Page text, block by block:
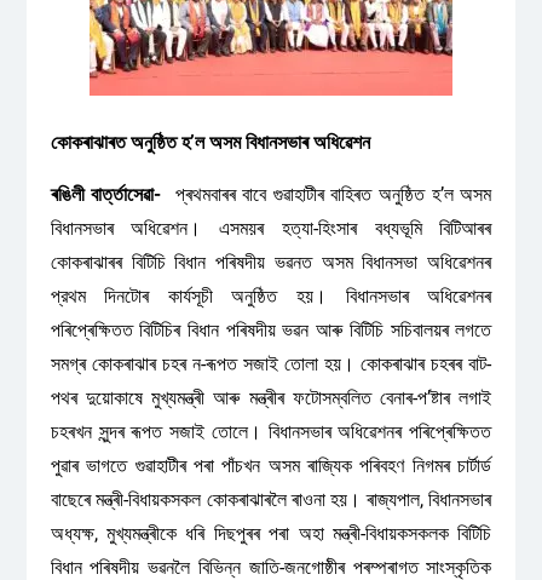
কোকৰাঝাৰত অনুষ্ঠিত হ’ল অসম বিধানসভাৰ অধিৱেশন
ৰঙিলী বাৰ্ত্তাসেৱা- প্ৰথমবাৰৰ বাবে গুৱাহাটীৰ বাহিৰত অনুষ্ঠিত হ’ল অসম
বিধানসভাৰ অধিৱেশন। এসময়ৰ হত্যা-হিংসাৰ বধ্যভূমি বিটিআৰৰ
কোকৰাঝাৰৰ বিটিচি বিধান পৰিষদীয় ভৱনত অসম বিধানসভা অধিৱেশনৰ
প্রথম দিনটোৰ কাৰ্যসূচী অনুষ্ঠিত হয়। বিধানসভাৰ অধিৱেশনৰ
পৰিপ্ৰেক্ষিতত বিটিচিৰ বিধান পৰিষদীয় ভৱন আৰু বিটিচি সচিবালয়ৰ লগতে
সমগ্ৰ কোকৰাঝাৰ চহৰ ন-ৰূপত সজাই তোলা হয়। কোকৰাঝাৰ চহৰৰ বাট-
পথৰ দুয়োকাষে মুখ্যমন্ত্ৰী আৰু মন্ত্ৰীৰ ফটোসম্বলিত বেনাৰ-প’ষ্টাৰ লগাই
চহৰখন সুন্দৰ ৰূপত সজাই তোলে। বিধানসভাৰ অধিৱেশনৰ পৰিপ্ৰেক্ষিতত
পুৱাৰ ভাগতে গুৱাহাটীৰ পৰা পাঁচখন অসম ৰাজ্যিক পৰিবহণ নিগমৰ চাৰ্টাৰ্ড
বাছেৰে মন্ত্ৰী-বিধায়কসকল কোকৰাঝাৰলৈ ৰাওনা হয়। ৰাজ্যপাল, বিধানসভাৰ
অধ্যক্ষ, মুখ্যমন্ত্ৰীকে ধৰি দিছপুৰৰ পৰা অহা মন্ত্ৰী-বিধায়কসকলক বিটিচি
বিধান পৰিষদীয় ভৱনলৈ বিভিন্ন জাতি-জনগোষ্ঠীৰ পৰম্পৰাগত সাংস্কৃতিক